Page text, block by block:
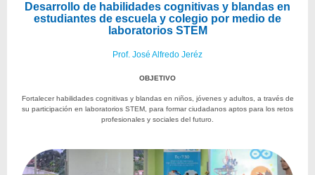
Desarrollo de habilidades cognitivas y blandas en
estudiantes de escuela y colegio por medio de
laboratorios STEM
Prof. José Alfredo Jeréz
OBJETIVO
Fortalecer habilidades cognitivas y blandas en niños, jóvenes y adultos, a través de
su participación en laboratorios STEM, para formar ciudadanos aptos para los retos
profesionales y sociales del futuro.